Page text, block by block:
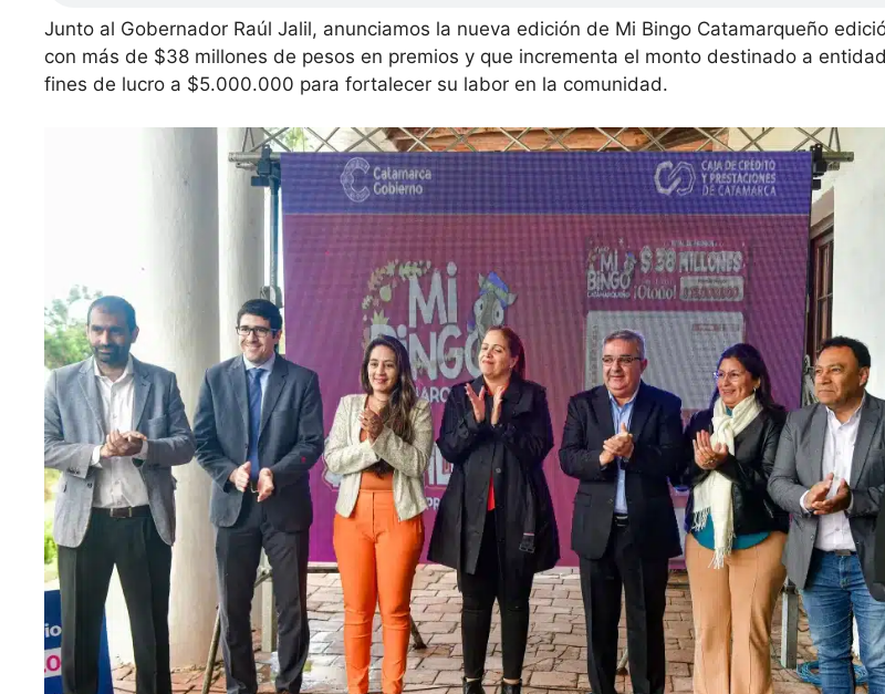
Junto al Gobernador Raúl Jalil, anunciamos la nueva edición de Mi Bingo Catamarqueño
con más de $38 millones de pesos en premios y que incrementa el monto destinado a
fines de lucro a $5.000.000 para fortalecer su labor en la comunidad.